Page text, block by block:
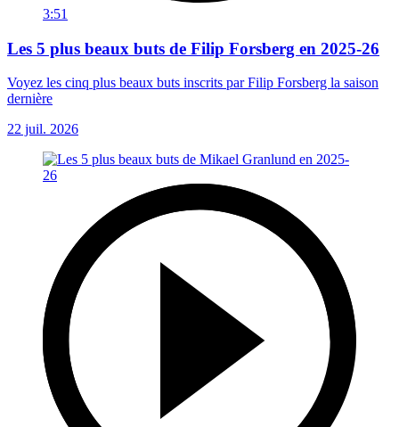
3:51
Les 5 plus beaux buts de Filip Forsberg en 2025-26
Voyez les cinq plus beaux buts inscrits par Filip Forsberg la saison
dernière
22 juil. 2026